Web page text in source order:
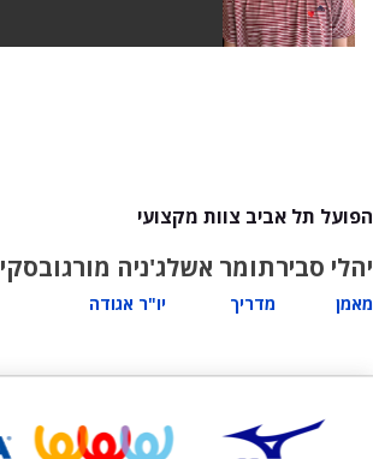
הפועל תל אביב צוות מקצועי
יהלי סביר
מאמן
תומר אשל
מדריך
ג'ניה מורגובסקי
יו"ר אגודה